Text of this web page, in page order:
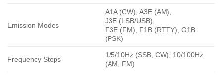
Emission Modes
A1A (CW), A3E (AM),
J3E (LSB/USB),
F3E (FM), F1B (RTTY), G1B
(PSK)
Frequency Steps
1/5/10Hz (SSB, CW), 10/100Hz
(AM, FM)